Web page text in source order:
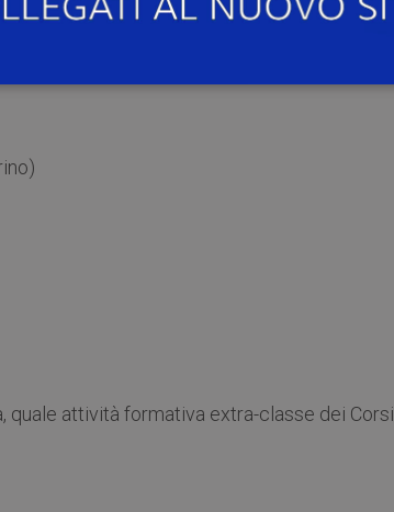
quale attività formativa extra-classe dei Corsi